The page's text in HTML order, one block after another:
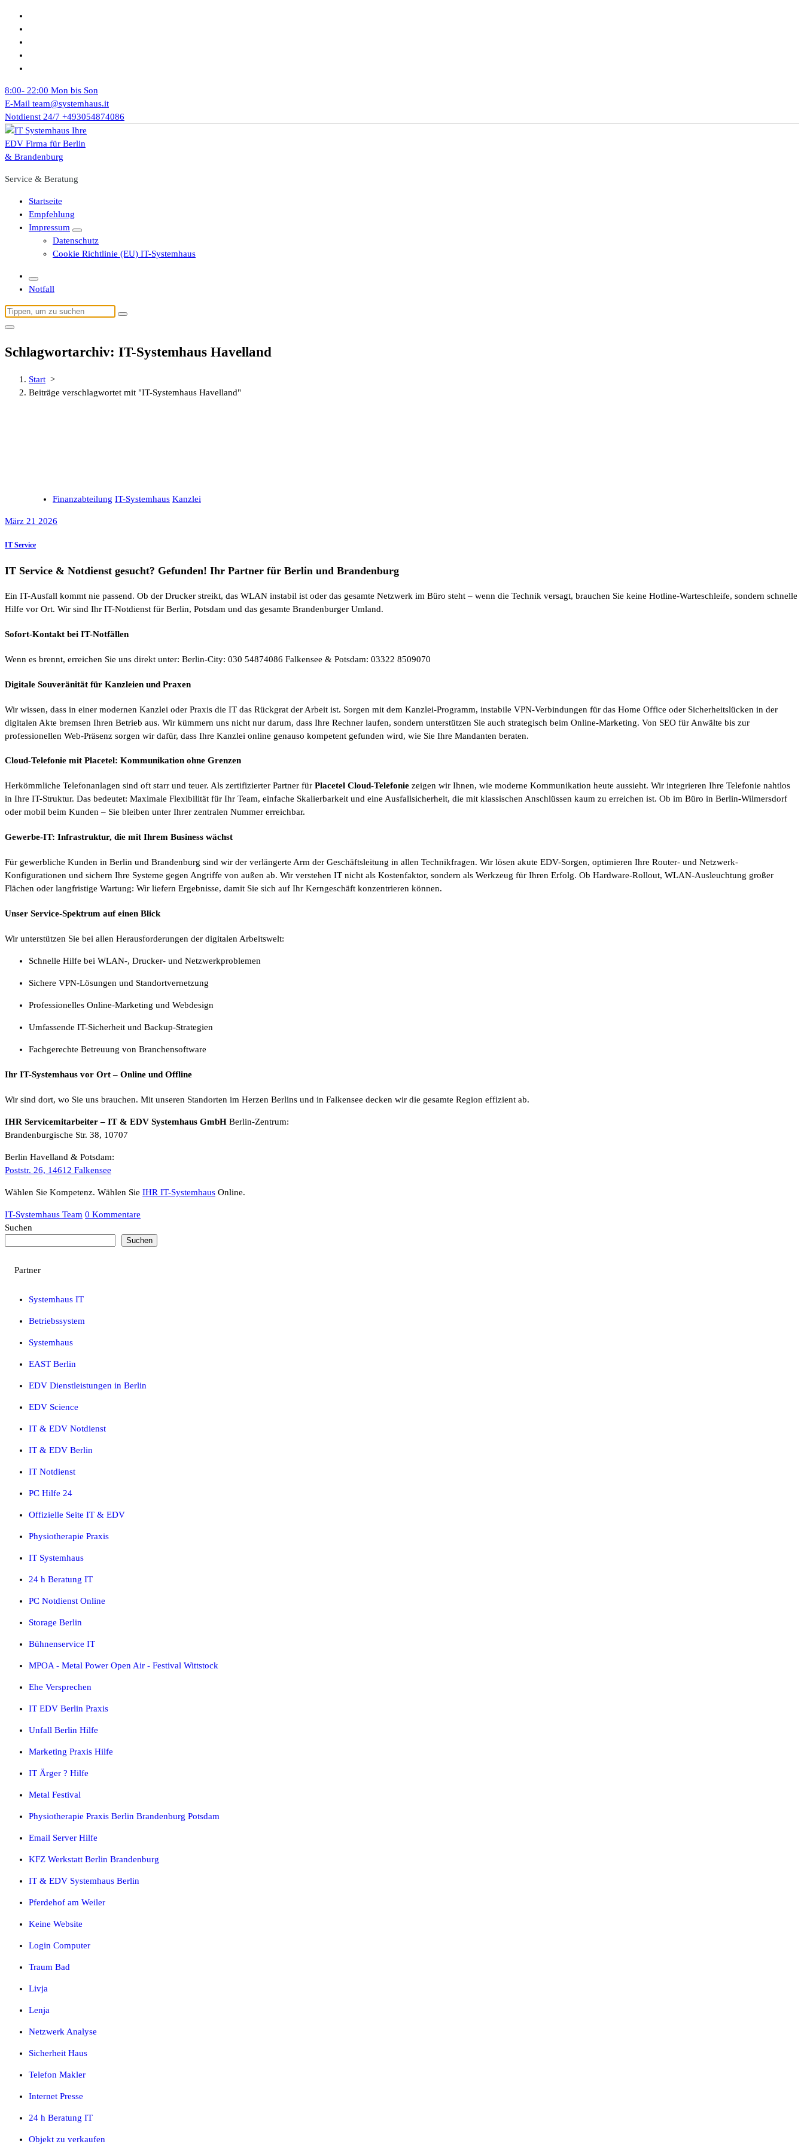
Zum
Inhalt
springen
8:00- 22:00 Mon bis Son
E-Mail team@systemhaus.it
Notdienst 24/7 +493054874086
Service & Beratung
Startseite
Empfehlung
Impressum
Datenschutz
Cookie Richtlinie (EU) IT-Systemhaus
Notfall
Suchen
nach:
Schlagwortarchiv: IT-Systemhaus Havelland
Start >
Beiträge verschlagwortet mit "IT-Systemhaus Havelland"
Finanzabteilung IT-Systemhaus Kanzlei
März 21 2026
IT Service
IT Service & Notdienst gesucht? Gefunden! Ihr Partner für Berlin und Brandenburg
Ein IT-Ausfall kommt nie passend. Ob der Drucker streikt, das WLAN instabil ist oder das gesamte Netzwerk im Büro steht – wenn die Technik versagt, brauchen Sie keine Hotline-Warteschleife, sondern schnelle
Hilfe vor Ort. Wir sind Ihr IT-Notdienst für Berlin, Potsdam und das gesamte Brandenburger Umland.
Sofort-Kontakt bei IT-Notfällen
Wenn es brennt, erreichen Sie uns direkt unter: Berlin-City: 030 54874086 Falkensee & Potsdam: 03322 8509070
Digitale Souveränität für Kanzleien und Praxen
Wir wissen, dass in einer modernen Kanzlei oder Praxis die IT das Rückgrat der Arbeit ist. Sorgen mit dem Kanzlei-Programm, instabile VPN-Verbindungen für das Home Office oder Sicherheitslücken in der
digitalen Akte bremsen Ihren Betrieb aus. Wir kümmern uns nicht nur darum, dass Ihre Rechner laufen, sondern unterstützen Sie auch strategisch beim Online-Marketing. Von SEO für Anwälte bis zur
professionellen Web-Präsenz sorgen wir dafür, dass Ihre Kanzlei online genauso kompetent gefunden wird, wie Sie Ihre Mandanten beraten.
Cloud-Telefonie mit Placetel: Kommunikation ohne Grenzen
Herkömmliche Telefonanlagen sind oft starr und teuer. Als zertifizierter Partner für Placetel Cloud-Telefonie zeigen wir Ihnen, wie moderne Kommunikation heute aussieht. Wir integrieren Ihre Telefonie nahtlos
in Ihre IT-Struktur. Das bedeutet: Maximale Flexibilität für Ihr Team, einfache Skalierbarkeit und eine Ausfallsicherheit, die mit klassischen Anschlüssen kaum zu erreichen ist. Ob im Büro in Berlin-Wilmersdorf
oder mobil beim Kunden – Sie bleiben unter Ihrer zentralen Nummer erreichbar.
Gewerbe-IT: Infrastruktur, die mit Ihrem Business wächst
Für gewerbliche Kunden in Berlin und Brandenburg sind wir der verlängerte Arm der Geschäftsleitung in allen Technikfragen. Wir lösen akute EDV-Sorgen, optimieren Ihre Router- und Netzwerk-
Konfigurationen und sichern Ihre Systeme gegen Angriffe von außen ab. Wir verstehen IT nicht als Kostenfaktor, sondern als Werkzeug für Ihren Erfolg. Ob Hardware-Rollout, WLAN-Ausleuchtung großer
Flächen oder langfristige Wartung: Wir liefern Ergebnisse, damit Sie sich auf Ihr Kerngeschäft konzentrieren können.
Unser Service-Spektrum auf einen Blick
Wir unterstützen Sie bei allen Herausforderungen der digitalen Arbeitswelt:
Schnelle Hilfe bei WLAN-, Drucker- und Netzwerkproblemen
Sichere VPN-Lösungen und Standortvernetzung
Professionelles Online-Marketing und Webdesign
Umfassende IT-Sicherheit und Backup-Strategien
Fachgerechte Betreuung von Branchensoftware
Ihr IT-Systemhaus vor Ort – Online und Offline
Wir sind dort, wo Sie uns brauchen. Mit unseren Standorten im Herzen Berlins und in Falkensee decken wir die gesamte Region effizient ab.
IHR Servicemitarbeiter – IT & EDV Systemhaus GmbH Berlin-Zentrum:
Brandenburgische Str. 38, 10707
Berlin Havelland & Potsdam:
Poststr. 26, 14612 Falkensee
Wählen Sie Kompetenz. Wählen Sie IHR IT-Systemhaus Online.
IT-Systemhaus Team 0 Kommentare
Suchen
Suchen
Partner
Systemhaus IT
Betriebssystem
Systemhaus
EAST Berlin
EDV Dienstleistungen in Berlin
EDV Science
IT & EDV Notdienst
IT & EDV Berlin
IT Notdienst
PC Hilfe 24
Offizielle Seite IT & EDV
Physiotherapie Praxis
IT Systemhaus
24 h Beratung IT
PC Notdienst Online
Storage Berlin
Bühnenservice IT
MPOA - Metal Power Open Air - Festival Wittstock
Ehe Versprechen
IT EDV Berlin Praxis
Unfall Berlin Hilfe
Marketing Praxis Hilfe
IT Ärger ? Hilfe
Metal Festival
Physiotherapie Praxis Berlin Brandenburg Potsdam
Email Server Hilfe
KFZ Werkstatt Berlin Brandenburg
IT & EDV Systemhaus Berlin
Pferdehof am Weiler
Keine Website
Login Computer
Traum Bad
Livja
Lenja
Netzwerk Analyse
Sicherheit Haus
Telefon Makler
Internet Presse
24 h Beratung IT
Objekt zu verkaufen